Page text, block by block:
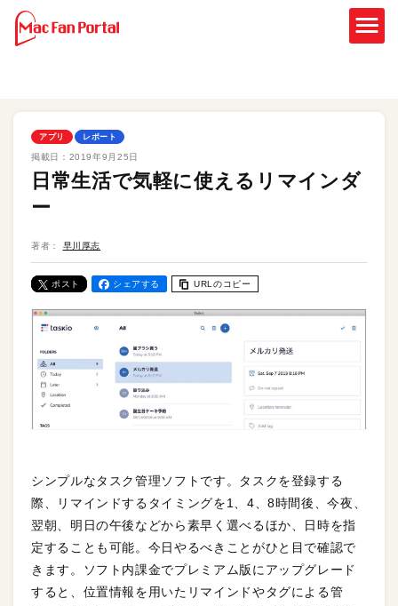
アプリ レポート
掲載日： 2019年9月25日
日常生活で気軽に使えるリマインダ
ー
著者： 早川厚志
ポスト シェアする URLのコピー
シンプルなタスク管理ソフトです。タスクを登録する
際、リマインドするタイミングを1、4、8時間後、今夜、
翌朝、明日の午後などから素早く選べるほか、日時を指
定することも可能。今日やるべきことがひと目で確認で
きます。ソフト内課金でプレミアム版にアップグレード
すると、位置情報を用いたリマインドやタグによる管